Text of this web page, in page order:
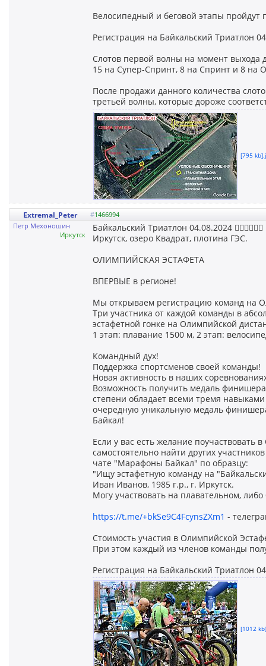
Велосипедный и беговой этапы
Регистрация на Байкальский Триатлон
Слотов первой волны на момент выхода
15 на Супер-Спринт, 8 на Спринт и 8 на
После продажи данного количества
третьей волны, которые дороже
[795
Extremal_Peter #1466994
Петр Мехоношин
Иркутск
Байкальский Триатлон 04.08.2024 🏊‍♂️🚴‍♂️🏃‍♀️
Иркутск, озеро Квадрат, плотина ГЭС.
ОЛИМПИЙСКАЯ ЭСТАФЕТА
ВПЕРВЫЕ в регионе!
Мы открываем регистрацию команд на
Три участника от каждой команды в
эстафетной гонке на Олимпийской
1 этап: плавание 1500 м, 2 этап:
Командный дух!
Поддержка спортсменов своей команды!
Новая активность в наших
Возможность получить медаль финишера
степени обладает всеми тремя
очередную уникальную медаль
Байкал!
Если у вас есть желание поучаствовать
самостоятельно найти других
чате "Марафоны Байкал" по образцу:
"Ищу эстафетную команду на
Иван Иванов, 1985 г.р., г. Иркутск.
Могу участвовать на плавательном,
https://t.me/+bkSe9C4FcynsZXm1 -
Стоимость участия в Олимпийской
При этом каждый из членов команды
Регистрация на Байкальский Триатлон
[1012